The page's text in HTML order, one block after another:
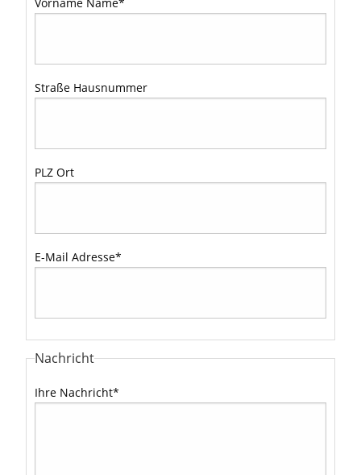
Straße Hausnummer
PLZ Ort
E-Mail Adresse*
Nachricht
Ihre Nachricht*